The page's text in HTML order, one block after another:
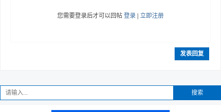
您需要登录后才可以回帖登录 | 立即注册
发表回复
搜索